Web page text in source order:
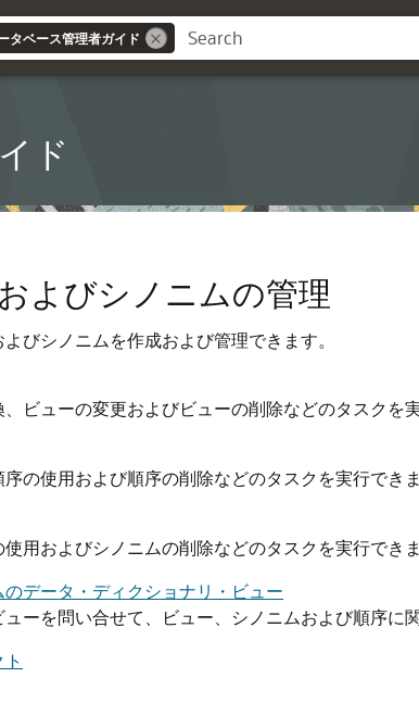
タベース管理者ガイド
ド
よびシノニムの管理
びシノニムを作成および管理できます。
ビューの変更およびビューの削除などのタスクを実
の使用および順序の削除などのタスクを実行できま
用およびシノニムの削除などのタスクを実行できま
データ・ディクショナリ・ビュー
ーを問い合せて、ビュー、シノニムおよび順序に